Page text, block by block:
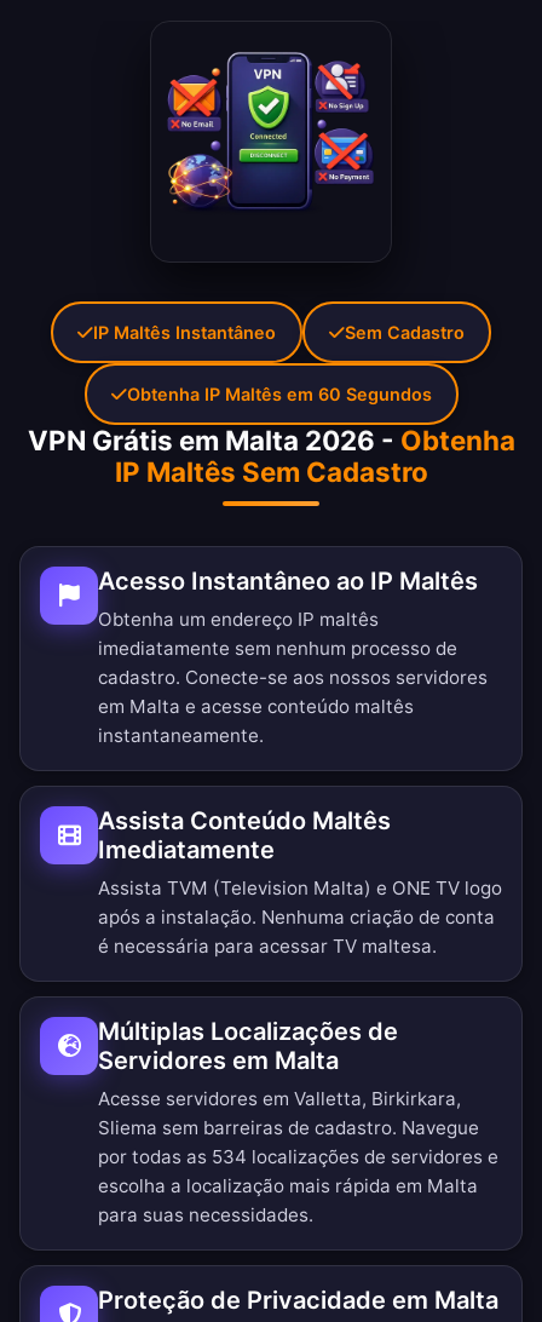
VPN Grátis em Malta 2026 - Obtenha
IP Maltês Sem Cadastro
Acesso Instantâneo ao IP Maltês
Obtenha um endereço IP maltês
imediatamente sem nenhum processo de
cadastro. Conecte-se aos nossos servidores
em Malta e acesse conteúdo maltês
instantaneamente.
Assista Conteúdo Maltês
Imediatamente
Assista TVM (Television Malta) e ONE TV logo
após a instalação. Nenhuma criação de conta
é necessária para acessar TV maltesa.
Múltiplas Localizações de
Servidores em Malta
Acesse servidores em Valletta, Birkirkara,
Sliema sem barreiras de cadastro. Navegue
por todas as 534 localizações de servidores e
escolha a localização mais rápida em Malta
para suas necessidades.
Proteção de Privacidade em Malta
IP Maltês Instantâneo Sem Cadastro
Obtenha IP Maltês em 60 Segundos